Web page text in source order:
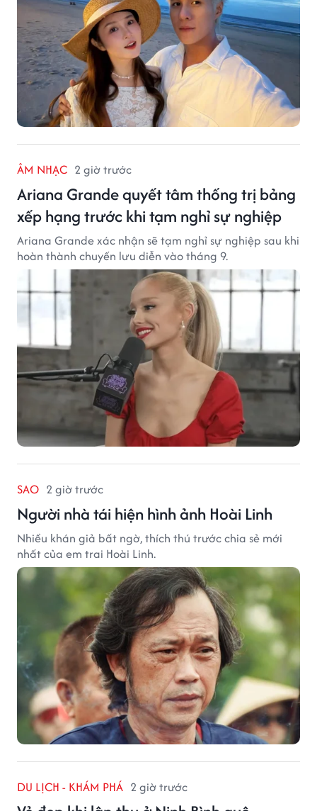
ÂM NHẠC 2 giờ trước
Ariana Grande quyết tâm thống trị bảng
xếp hạng trước khi tạm nghỉ sự nghiệp
Ariana Grande xác nhận sẽ tạm nghỉ sự nghiệp sau khi
hoàn thành chuyến lưu diễn vào tháng 9.
SAO 2 giờ trước
Người nhà tái hiện hình ảnh Hoài Linh
Nhiều khán giả bất ngờ, thích thú trước chia sẻ mới
nhất của em trai Hoài Linh.
DU LỊCH - KHÁM PHÁ 2 giờ trước